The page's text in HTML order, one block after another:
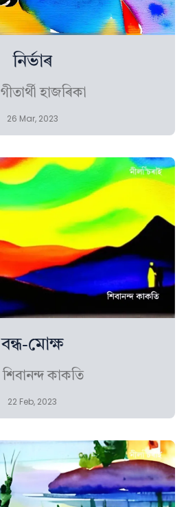
নিৰ্ভাৰ
গীতাৰ্থী হাজৰিকা
26 Mar, 2023
বন্ধ-মোক্ষ
শিবানন্দ কাকতি
22 Feb, 2023